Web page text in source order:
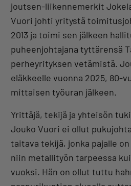
joutsen-liikennemerkit
Vuori johti yritystä
2013 ja toimi sen jälkeen
puheenjohtajana tyttärensä
perheyrityksen vetämistä.
eläkkeelle vuonna 2025, 80-
mittaisen työuran jälkeen.
Yrittäjä, tekijä ja yhteisön tuki
Jouko Vuori ei ollut
taitava tekijä, jonka pajalle
niin metallityön tarpeessa
vuoksi. Hän on ollut tuttu